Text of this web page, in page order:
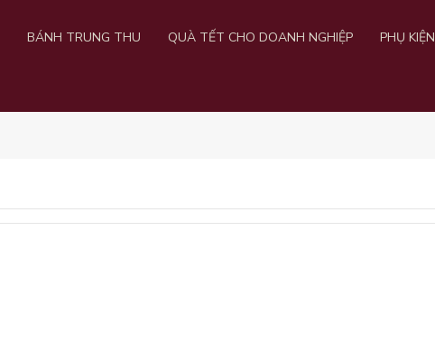
BÁNH TRUNG THU QUÀ TẾT CHO DOANH NGHIỆP PHỤ KIỆN